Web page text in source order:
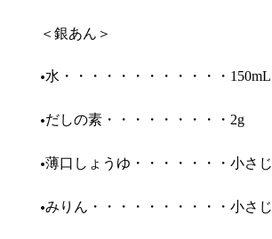
＜銀あん＞
•水・・・・・・・・・・・・ 150mL
•だしの素・・・・・・・・・ 2g
•薄口しょうゆ・・・・・・・小さじ
•みりん・・・・・・・・・・小さじ